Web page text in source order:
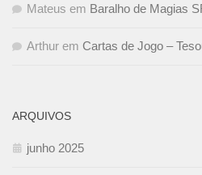
Mateus em Baralho de Magias
Arthur em Cartas de Jogo –
ARQUIVOS
junho 2025